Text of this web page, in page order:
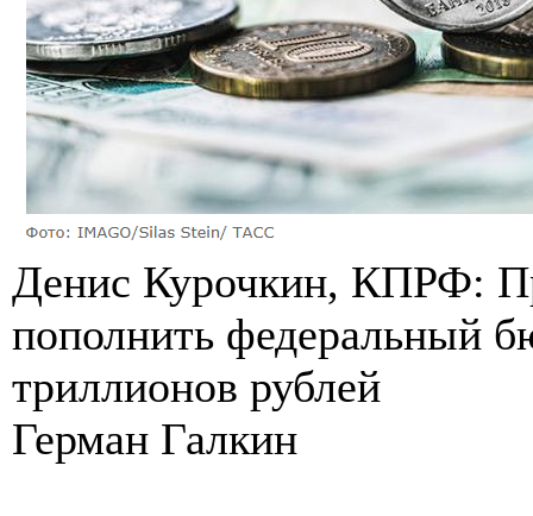
Денис Курочкин, КПРФ:
пополнить федеральный
триллионов рублей
Герман Галкин